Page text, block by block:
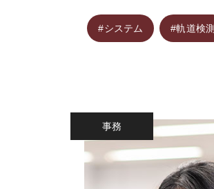
#システム #軌道検測
事務